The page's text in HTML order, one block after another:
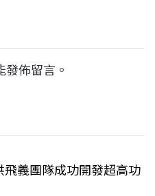
發佈留言。
義團隊成功開發超高功